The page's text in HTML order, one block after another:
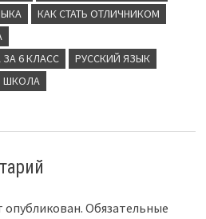
КАК СТАТЬ ОТЛИЧНИКОМ
6 КЛАСС
РУССКИЙ ЯЗЫК
ШКОЛА
опубликован. Обязательные